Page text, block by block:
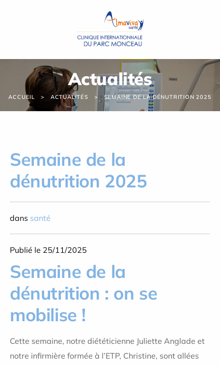
Actualités
ACCUEIL ACTUALITÉS SEMAINE DE LA DÉNUTRITION 2025
Semaine de la
dénutrition 2025
dans santé
Publié le 25/11/2025
Semaine de la
dénutrition : on se
mobilise !
Cette semaine, notre diététicienne Juliette Anglade et
notre infirmière formée à l’ETP, Christine, sont allées